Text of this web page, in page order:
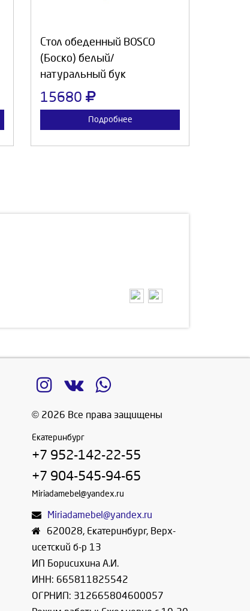
Стол обеденный BOSCO
(Боско) белый/
натуральный бук
15680
Подробнее
© 2026 Все права защищены
Екатеринбург
+7 952-142-22-55
+7 904-545-94-65
Miriadamebel@yandex.ru
Miriadamebel@yandex.ru
620028, Екатеринбург, Верх-
исетский б-р 13
ИП Борисихина А.И.
ИНН: 665811825542
ОГРНИП: 312665804600057